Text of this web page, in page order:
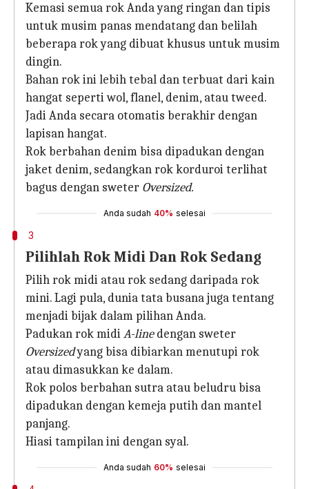
Kemasi semua rok Anda yang ringan dan tipis
untuk musim panas mendatang dan belilah
beberapa rok yang dibuat khusus untuk musim
dingin.
Bahan rok ini lebih tebal dan terbuat dari kain
hangat seperti wol, flanel, denim, atau tweed.
Jadi Anda secara otomatis berakhir dengan
lapisan hangat.
Rok berbahan denim bisa dipadukan dengan
jaket denim, sedangkan rok korduroi terlihat
bagus dengan sweter Oversized.
Anda sudah 40% selesai
3
Pilihlah Rok Midi Dan Rok Sedang
Pilih rok midi atau rok sedang daripada rok
mini. Lagi pula, dunia tata busana juga tentang
menjadi bijak dalam pilihan Anda.
Padukan rok midiA-linedengan sweter
Oversizedyang bisa dibiarkan menutupi rok
atau dimasukkan ke dalam.
Rok polos berbahan sutra atau beludru bisa
dipadukan dengan kemeja putih dan mantel
panjang.
Hiasi tampilan ini dengan syal.
Anda sudah 60% selesai